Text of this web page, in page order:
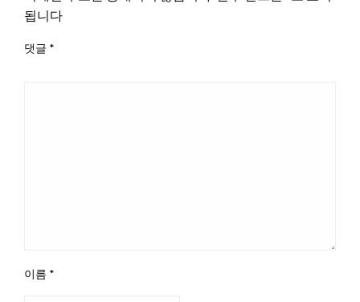
됩니다
댓글 *
이름 *